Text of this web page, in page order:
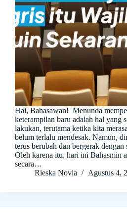
Hai, Bahasawan! Menunda
keterampilan baru adalah hal yang
lakukan, terutama ketika kita
belum terlalu mendesak. Namun,
terus berubah dan bergerak dengan
Oleh karena itu, hari ini Bahasmin
secara…
Rieska Novia
Agustus 4,